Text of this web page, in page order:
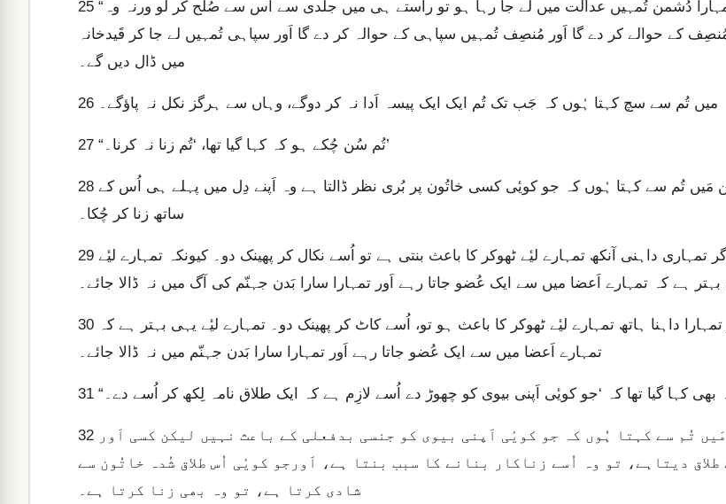
25 “اگر تمہارا دُشمن تُمہیں عدالت میں لے جا رہا ہو تو راستے ہی میں جلدی سے اُس سے صُلح کر لو ورنہ وہ
کے حوالے کر دے گا اَور مُنصِف تُمہیں سپاہی کے حوالہ کر دے گا اَور سپاہی تُمہیں لے جا کر قَیدخانہ
میں ڈال دیں گے۔
26 میں تُم سے سچ کہتا ہُوں کہ جَب تک تُم ایک ایک پیسہ اَدا نہ کر دوگے، وہاں سے ہرگز نکل نہ پاؤگے۔
27 “تُم سُن چُکے ہو کہ کہا گیا تھا، ‘تُم زنا نہ کرنا۔’
28
ساتھ زنا کر چُکا۔
29
ہے کہ تمہارے اَعضا میں سے ایک عُضو جاتا رہے اَور تمہارا سارا بَدن جہنّم کی آگ میں نہ ڈالا جائے۔
30
تمہارے اَعضا میں سے ایک عُضو جاتا رہے اَور تمہارا سارا بَدن جہنّم میں نہ ڈالا جائے۔
31
32
طلاق دیتاہے، تو وہ اُسے زناکار بنانے کا سبب بنتا ہے، اَورجو کویٔی اُس طلاق شُدہ خاتُون سے
شادی کرتا ہے، تو وہ بھی زنا کرتا ہے۔